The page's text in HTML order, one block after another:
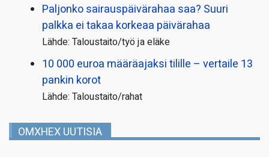
Paljonko sairauspäivä­rahaa saa? Suuri
palkka ei takaa korkeaa päivärahaa
Lähde: Taloustaito/työ ja eläke
10 000 euroa määräajaksi tilille – vertaile 13
pankin korot
Lähde: Taloustaito/rahat
OMXHEX UUTISIA